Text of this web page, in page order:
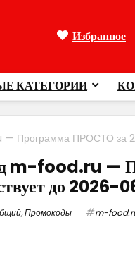
Избранное
КАТЕГОРИИ
Программа ПРОСТО за
m-food.ru —
до 2026-
,Промокоды m-